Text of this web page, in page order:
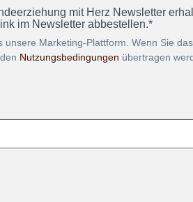
mit Herz Newsletter
im Newsletter abbestellen.*
unsere Marketing-Plattform. Wenn Sie
Nutzungsbedingungen übertragen